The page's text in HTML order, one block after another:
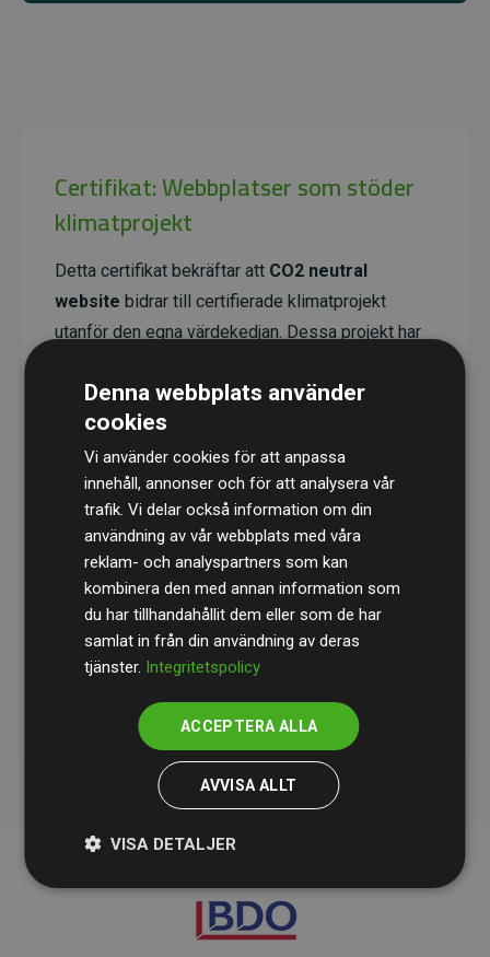
Certifikat: Webbplatser som stöder
klimatprojekt
Detta certifikat bekräftar att CO2 neutral
website bidrar till certifierade klimatprojekt
utanför den egna värdekedjan. Dessa projekt har
genomsnitt motsvarar dubbelt så mycket CO₂
som webbplatsens beräknade utsläpp.
Alla projekt verifieras genomGold Standard
vilket säkerställer hög kvalitet, faktisk klimatnytta
och full transparens. Du kan läsa mer om de
specifika projektenhär.
initiativet Webbplatser som stöder klimatprojekt
Denna webbplats använder
cookies
Vi använder cookies för att anpassa
innehåll, annonser och för att analysera vår
trafik. Vi delar också information om din
användning av vår webbplats med våra
reklam- och analyspartners som kan
kombinera den med annan information som
du har tillhandahållit dem eller som de har
samlat in från din användning av deras
tjänster. Integritetspolicy
ACCEPTERA ALLA
AVVISA ALLT
VISA DETALJER